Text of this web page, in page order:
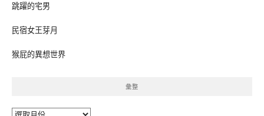
跳躍的宅男
民宿女王芽月
猴屁的異想世界
彙整
彙